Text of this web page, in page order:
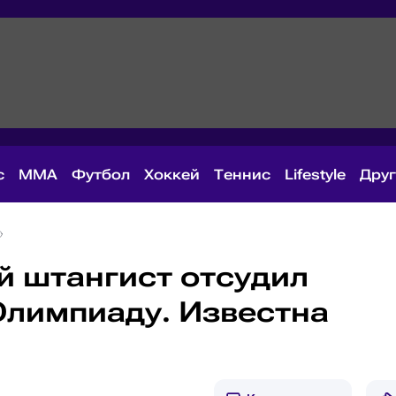
MMA Футбол Хоккей Теннис Lifestyle
штангист отсудил
Известна